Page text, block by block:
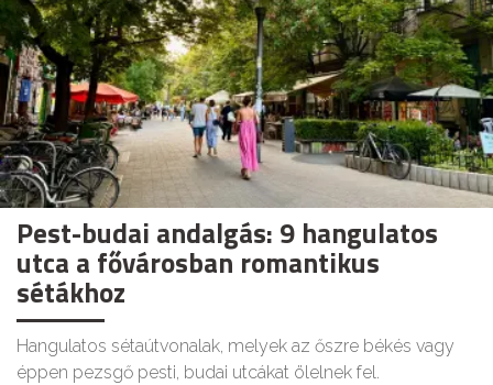
Pest-budai andalgás: 9 hangulatos
utca a fővárosban romantikus
sétákhoz
Hangulatos sétaútvonalak, melyek az őszre békés vagy
éppen pezsgő pesti, budai utcákat ölelnek fel.